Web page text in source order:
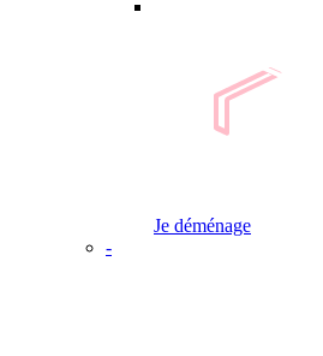
Je déménage
-